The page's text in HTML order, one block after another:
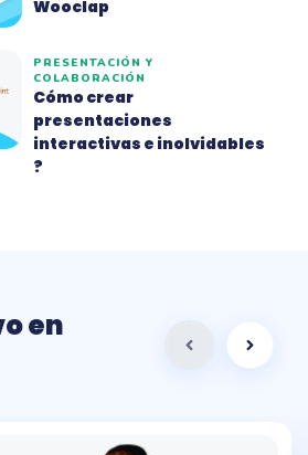
Wooclap
PRESENTACIÓN Y
COLABORACIÓN
Cómo crear
presentaciones
interactivas e inolvidables
?
en